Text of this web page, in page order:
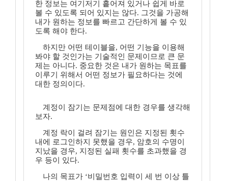
한 정보는 여기저기 흩어져 있거나 쉽게 바로
볼 수 있도록 되어 있지는 않다. 그것을 가공해
내가 원하는 정보를 빠르고 간단하게 볼 수 있
도록 해야 한다.
하지만 어떤 테이블을, 어떤 기능을 이용해
봐야 할 것인가는 기술적인 문제이므로 큰 문
제는 아니다. 중요한 것은 내가 원하는 목표를
이루기 위해서 어떤 정보가 필요하다는 것에
대한 정의이다.
계정이 잠기는 문제점에 대한 경우를 생각해
보자.
계정 락이 걸려 잠기는 원인은 지정된 횟수
내에 로그인하지 못했을 경우, 암호의 수명이
지났을 경우, 지정된 실패 횟수를 초과했을 경
우 등이 있다.
나의 목표가 ‘비밀번호 입력이 세 번 이상 틀